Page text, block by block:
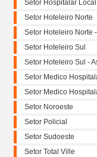
Setor Hospitalar Local
Setor Hoteleiro Norte
Setor Hoteleiro Norte
Setor Hoteleiro Sul
Setor Hoteleiro Sul -
Setor Medico
Setor Medico
Setor Noroeste
Setor Policial
Setor Sudoeste
Setor Total Ville